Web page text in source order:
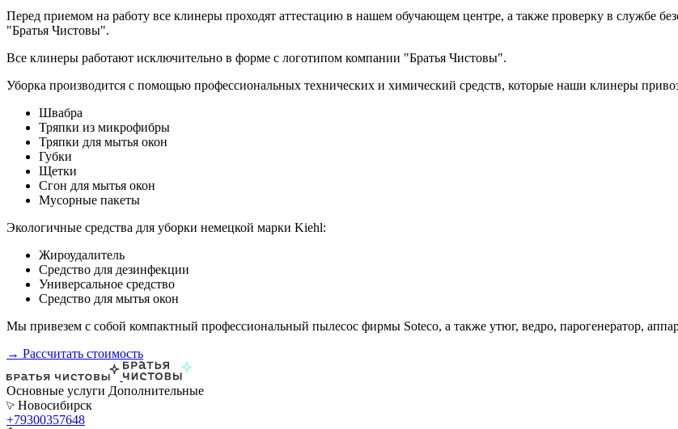
Перед приемом на работу все клинеры проходят аттестацию в нашем обучающем центре, а также проверку в службе
"Братья Чистовы".
Все клинеры работают исключительно в форме с логотипом компании "Братья Чистовы".
Уборка производится с помощью профессиональных технических и химический средств, которые наши клинеры
Швабра
Тряпки из микрофибры
Тряпки для мытья окон
Губки
Щетки
Сгон для мытья окон
Мусорные пакеты
Экологичные средства для уборки немецкой марки Kiehl:
Жироудалитель
Средство для дезинфекции
Универсальное средство
Средство для мытья окон
Мы привезем с собой компактный профессиональный пылесос фирмы Soteco, а также утюг, ведро, парогенератор,
→ Рассчитать стоимость
Основные услуги Дополнительные
Новосибирск
+79300357648